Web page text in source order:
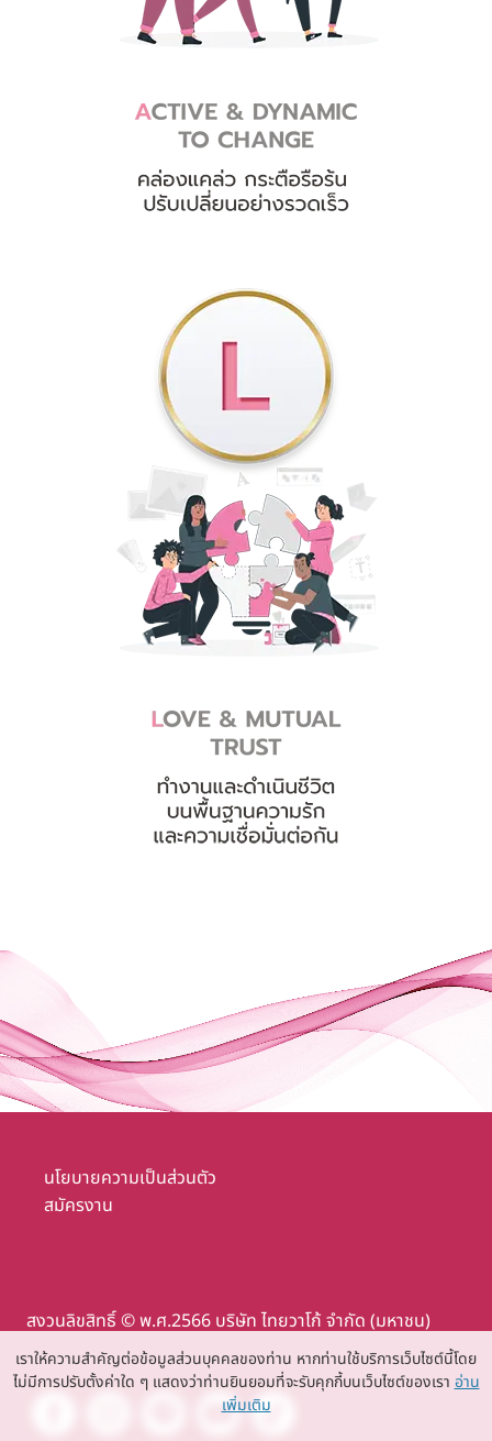
นโยบายความเป็นส่วนตัว
สมัครงาน
สงวนลิขสิทธิ์ © พ.ศ.2566 บริษัท ไทยวาโก้ จำกัด (มหาชน)
เราให้ความสำคัญต่อข้อมูลส่วนบุคคลของท่าน หากท่านใช้บริการเว็บไซต์นี้โดย
ไม่มีการปรับตั้งค่าใด ๆ แสดงว่าท่านยินยอมที่จะรับคุกกี้บนเว็บไซต์ของเรา อ่าน
เพิ่มเติม